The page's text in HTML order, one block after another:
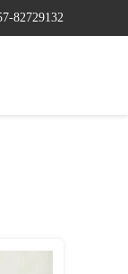
82729132